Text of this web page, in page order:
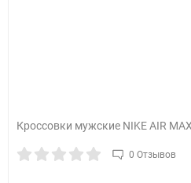
Кроссовки мужские NIKE AIR
0 Отзывов